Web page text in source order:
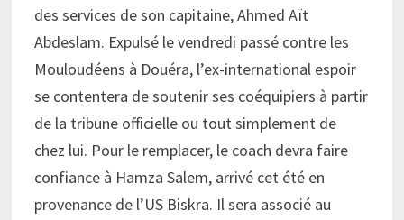
des services de son capitaine, Ahmed Aït
Abdeslam. Expulsé le vendredi passé contre les
Mouloudéens à Douéra, l’ex-international espoir
se contentera de soutenir ses coéquipiers à partir
de la tribune officielle ou tout simplement de
chez lui. Pour le remplacer, le coach devra faire
confiance à Hamza Salem, arrivé cet été en
provenance de l’US Biskra. Il sera associé au